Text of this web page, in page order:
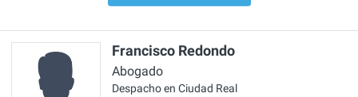
Francisco Redondo
Abogado
Despacho en Ciudad Real